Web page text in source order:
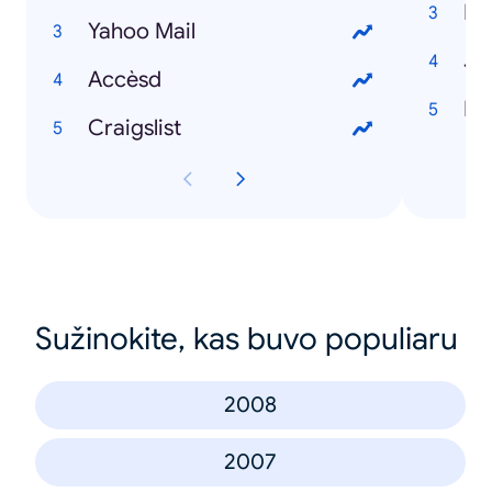
Yahoo Mail
Accèsd
Craigslist
Sužinokite, kas buvo populiaru
2008
2007